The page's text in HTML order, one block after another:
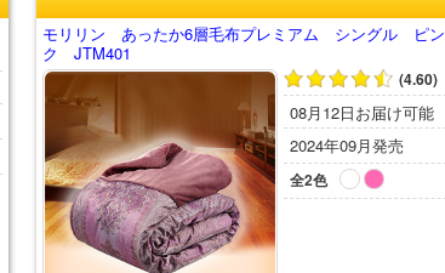
モリリン あったか6層毛布プレミアム シングル ピン
ク JTM401
(4.60)
08月12日お届け可能
2024年09月発売
全2色